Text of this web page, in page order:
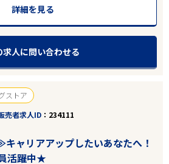
詳細を見る
求人に問い合わせる
ストア
売者求人ID 234111
ャリアアップしたいあなたへ！
活躍中★